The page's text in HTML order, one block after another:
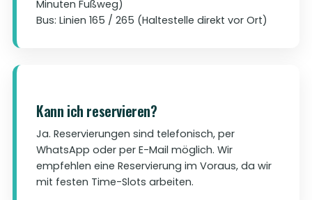
Minuten Fußweg)
Bus: Linien 165 / 265 (Haltestelle direkt vor Ort)
Kann ich reservieren?
Ja. Reservierungen sind telefonisch, per
WhatsApp oder per E-Mail möglich. Wir
empfehlen eine Reservierung im Voraus, da wir
mit festen Time-Slots arbeiten.